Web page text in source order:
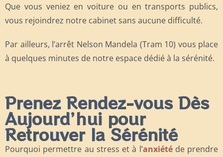
Que vous veniez en voiture ou en transports publics,
vous rejoindrez notre cabinet sans aucune difficulté.
Par ailleurs, l’arrêt Nelson Mandela (Tram 10) vous place
à quelques minutes de notre espace dédié à la sérénité.
Prenez Rendez-vous Dès
Aujourd’hui pour
Retrouver la Sérénité
Pourquoi permettre au stress et à l’anxiétéde prendre